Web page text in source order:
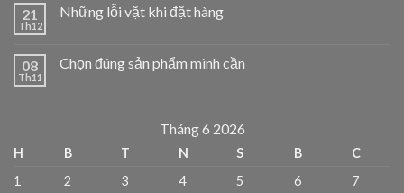
21
Th12
Những lỗi vặt khi đặt hàng
08
Th11
Chọn đúng sản phẩm mình cần
Tháng 6 2026
H B T N S B
C
1
2 3 4 5 6
7